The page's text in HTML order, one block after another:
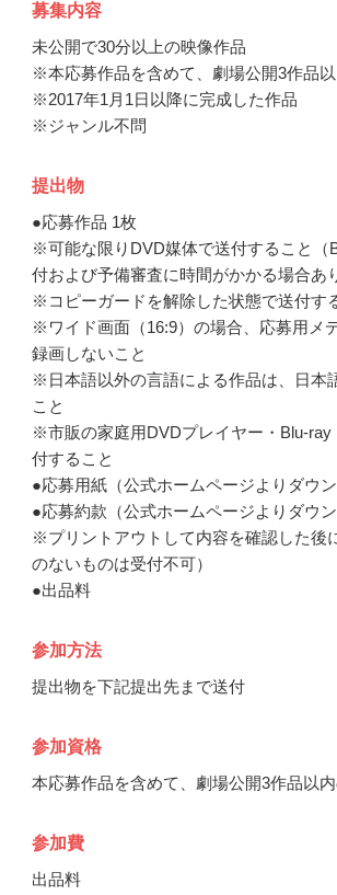
募集内容
未公開で30分以上の映像作品
※本応募作品を含めて、劇場公開3作品
※2017年1月1日以降に完成した作品
※ジャンル不問
提出物
●応募作品 1枚
※可能な限りDVD媒体で送付すること（
付および予備審査に時間がかかる場合あ
※コピーガードを解除した状態で送付す
※ワイド画面（16:9）の場合、応募用メ
録画しないこと
※日本語以外の言語による作品は、日本
こと
※市販の家庭用DVDプレイヤー・Blu-
付すること
●応募用紙（公式ホームページよりダウン
●応募約款（公式ホームページよりダウン
※プリントアウトして内容を確認した後
のないものは受付不可）
●出品料
参加方法
提出物を下記提出先まで送付
参加資格
本応募作品を含めて、劇場公開3作品以
参加費
出品料